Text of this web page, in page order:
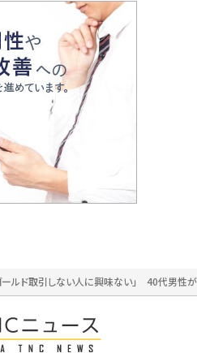
ールド取引しない人に興味ない」 40代男